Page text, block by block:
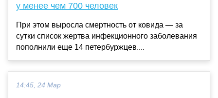
у менее чем 700 человек
При этом выросла смертность от ковида — за
сутки список жертва инфекционного заболевания
пополнили еще 14 петербуржцев....
14:45, 24 Мар